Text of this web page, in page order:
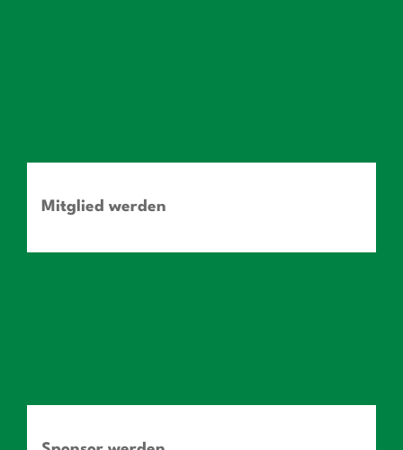
Mitglied werden